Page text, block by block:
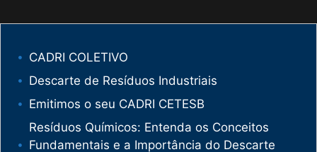
CADRI COLETIVO
Descarte de Resíduos Industriais
Emitimos o seu CADRI CETESB
Resíduos Químicos: Entenda os Conceitos
Fundamentais e a Importância do Descarte